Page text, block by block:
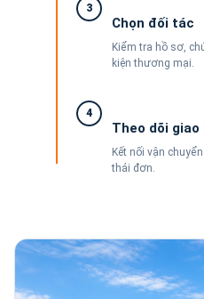
3
Chọn đối tác
Kiểm tra hồ sơ,
kiện thương mại.
4
Theo dõi giao
Kết nối vận
thái đơn.